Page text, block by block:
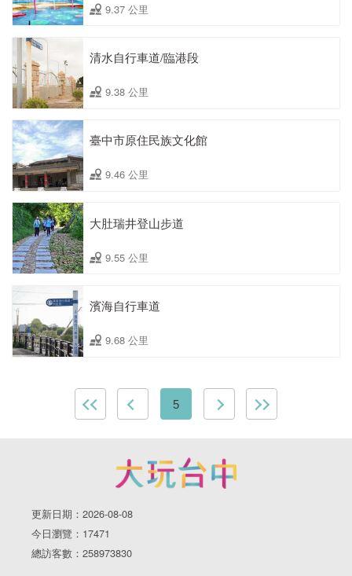
9.37 公里
清水自行車道/臨港段
9.38 公里
臺中市原住民族文化館
9.46 公里
大肚瑞井登山步道
9.55 公里
濱海自行車道
9.68 公里
5
更新日期：2026-08-08
今日瀏覽：17471
總訪客數：258973830